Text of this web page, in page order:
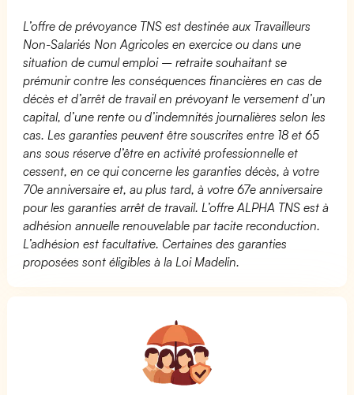
L’offre de prévoyance TNS est destinée aux Travailleurs
Non-Salariés Non Agricoles en exercice ou dans une
situation de cumul emploi – retraite souhaitant se
prémunir contre les conséquences financières en cas de
décès et d’arrêt de travail en prévoyant le versement d’un
capital, d’une rente ou d’indemnités journalières selon les
cas. Les garanties peuvent être souscrites entre 18 et 65
ans sous réserve d’être en activité professionnelle et
cessent, en ce qui concerne les garanties décès, à votre
70e anniversaire et, au plus tard, à votre 67e anniversaire
pour les garanties arrêt de travail. L’offre ALPHA TNS est à
adhésion annuelle renouvelable par tacite reconduction.
L’adhésion est facultative. Certaines des garanties
proposées sont éligibles à la Loi Madelin.